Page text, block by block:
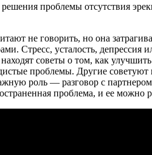
проблемы отсутствия
не говорить, но она
Стресс, усталость,
советы о том, как
проблемы. Другие
роль — разговор с
проблема, и ее можно